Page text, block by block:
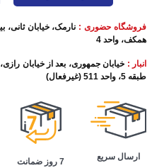
فروشگاه حضوری : نارمک، خیابان ثانی،
همکف، واحد 4
انبار : خیابان جمهوری، بعد از خیابان
طبقه 5، واحد 511 (غیرفعال)
ارسال سریع
7 روز ضمانت